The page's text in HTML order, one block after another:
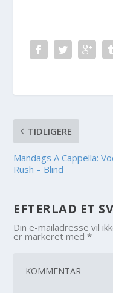
TIDLIGERE
Mandags A Cappella:
Rush – Blind
EFTERLAD ET
Din e-mailadresse vil
er markeret med*